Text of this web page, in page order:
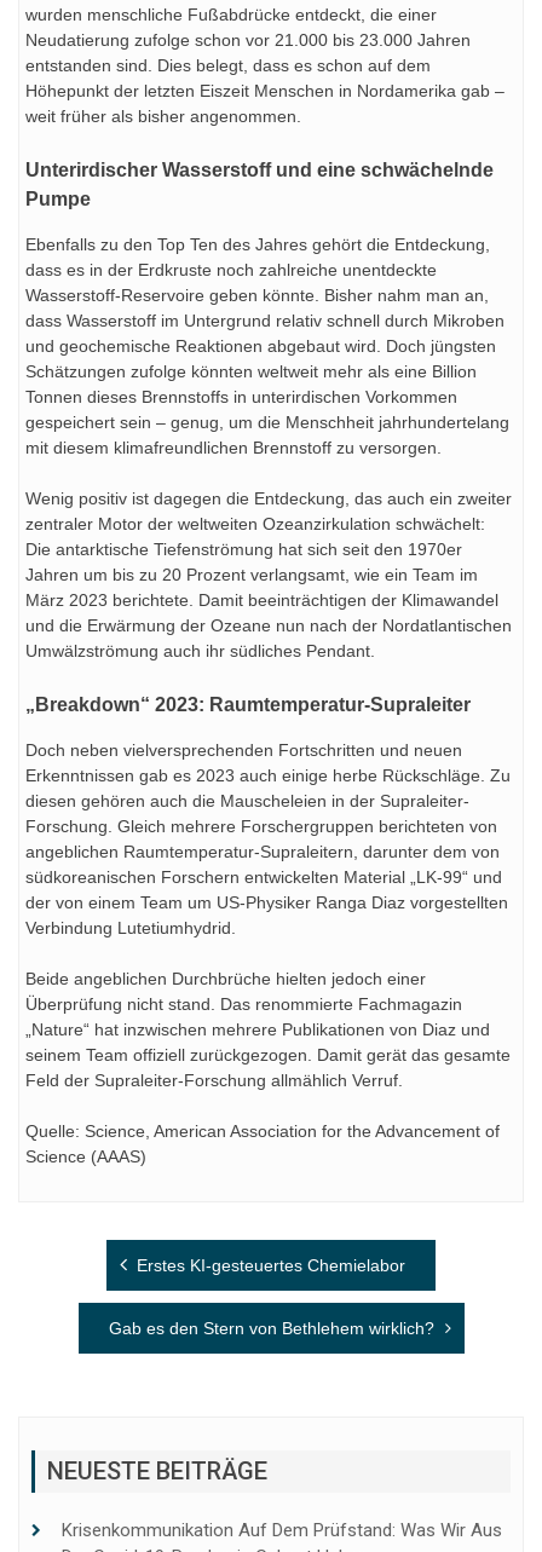
wurden menschliche Fußabdrücke entdeckt, die einer
Neudatierung zufolge schon vor 21.000 bis 23.000 Jahren
entstanden sind. Dies belegt, dass es schon auf dem
Höhepunkt der letzten Eiszeit Menschen in Nordamerika gab –
weit früher als bisher angenommen.
Unterirdischer Wasserstoff und eine schwächelnde
Pumpe
Ebenfalls zu den Top Ten des Jahres gehört die Entdeckung,
dass es in der Erdkruste noch zahlreiche unentdeckte
Wasserstoff-Reservoire geben könnte. Bisher nahm man an,
dass Wasserstoff im Untergrund relativ schnell durch Mikroben
und geochemische Reaktionen abgebaut wird. Doch jüngsten
Schätzungen zufolge könnten weltweit mehr als eine Billion
Tonnen dieses Brennstoffs in unterirdischen Vorkommen
gespeichert sein – genug, um die Menschheit jahrhundertelang
mit diesem klimafreundlichen Brennstoff zu versorgen.
Wenig positiv ist dagegen die Entdeckung, das auch ein zweiter
zentraler Motor der weltweiten Ozeanzirkulation schwächelt:
Die antarktische Tiefenströmung hat sich seit den 1970er
Jahren um bis zu 20 Prozent verlangsamt, wie ein Team im
März 2023 berichtete. Damit beeinträchtigen der Klimawandel
und die Erwärmung der Ozeane nun nach der Nordatlantischen
Umwälzströmung auch ihr südliches Pendant.
„Breakdown“ 2023: Raumtemperatur-Supraleiter
Doch neben vielversprechenden Fortschritten und neuen
Erkenntnissen gab es 2023 auch einige herbe Rückschläge. Zu
diesen gehören auch die Mauscheleien in der Supraleiter-
Forschung. Gleich mehrere Forschergruppen berichteten von
angeblichen Raumtemperatur-Supraleitern, darunter dem von
südkoreanischen Forschern entwickelten Material „LK-99“ und
der von einem Team um US-Physiker Ranga Diaz vorgestellten
Verbindung Lutetiumhydrid.
Beide angeblichen Durchbrüche hielten jedoch einer
Überprüfung nicht stand. Das renommierte Fachmagazin
„Nature“ hat inzwischen mehrere Publikationen von Diaz und
seinem Team offiziell zurückgezogen. Damit gerät das gesamte
Feld der Supraleiter-Forschung allmählich Verruf.
Quelle: Science, American Association for the Advancement of
Science (AAAS)
Beitragsnavigation
Erstes KI-gesteuertes Chemielabor
Gab es den Stern von Bethlehem wirklich?
NEUESTE BEITRÄGE
Krisenkommunikation Auf Dem Prüfstand: Was Wir Aus